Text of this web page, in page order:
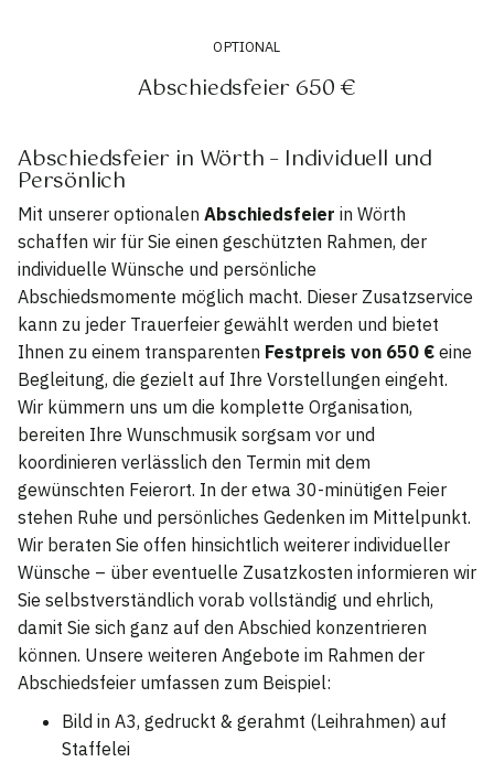
OPTIONAL
Abschiedsfeier 650 €
Abschiedsfeier in Wörth – Individuell und
Persönlich
Mit unserer optionalen Abschiedsfeier in Wörth
schaffen wir für Sie einen geschützten Rahmen, der
individuelle Wünsche und persönliche
Abschiedsmomente möglich macht. Dieser Zusatzservice
kann zu jeder Trauerfeier gewählt werden und bietet
Ihnen zu einem transparenten Festpreis von 650 € eine
Begleitung, die gezielt auf Ihre Vorstellungen eingeht.
Wir kümmern uns um die komplette Organisation,
bereiten Ihre Wunschmusik sorgsam vor und
koordinieren verlässlich den Termin mit dem
gewünschten Feierort. In der etwa 30-minütigen Feier
stehen Ruhe und persönliches Gedenken im Mittelpunkt.
Wir beraten Sie offen hinsichtlich weiterer individueller
Wünsche – über eventuelle Zusatzkosten informieren wir
Sie selbstverständlich vorab vollständig und ehrlich,
damit Sie sich ganz auf den Abschied konzentrieren
können. Unsere weiteren Angebote im Rahmen der
Abschiedsfeier umfassen zum Beispiel:
Bild in A3, gedruckt & gerahmt (Leihrahmen) auf
Staffelei